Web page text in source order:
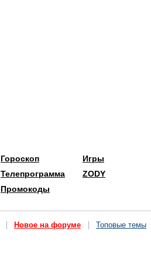
Гороскоп
Телепрограмма
Промокоды
Игры
ZODY
Новое на форуме Топовые темы